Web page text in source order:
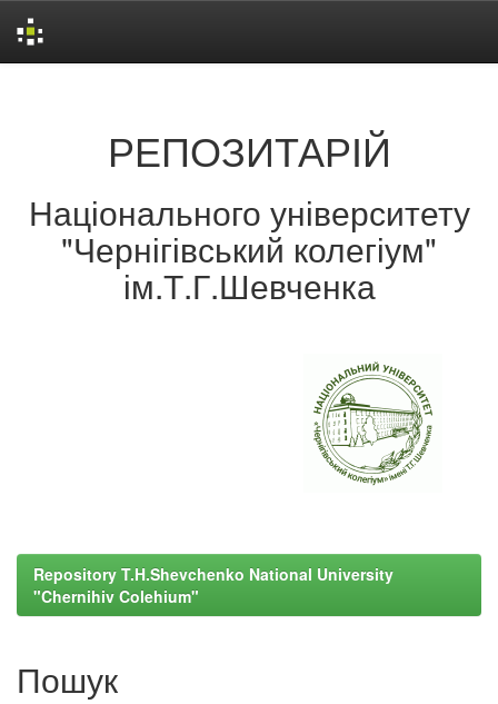
РЕПОЗИТАРІЙ
Національного університету
"Чернігівський колегіум"
ім.Т.Г.Шевченка
Repository T.H.Shevchenko National University
"Chernihiv Colehium"
Пошук